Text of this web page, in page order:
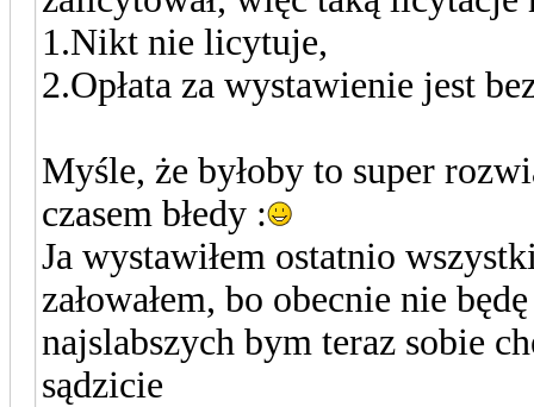
1.Nikt nie licytuje,
2.Opłata za wystawienie jest
Myśle, że byłoby to super
czasem błedy :
Ja wystawiłem ostatnio
załowałem, bo obecnie nie
najslabszych bym teraz sobie
sądzicie